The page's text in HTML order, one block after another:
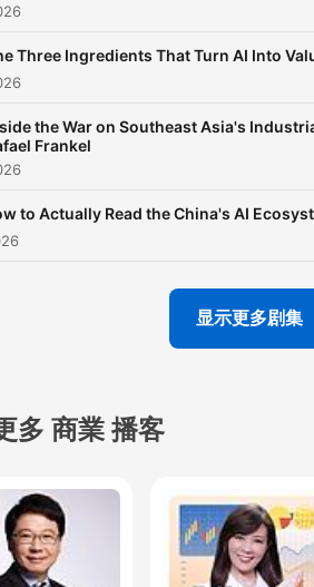
Three Ingredients That Turn AI Into
the War on Southeast Asia's
Frankel
to Actually Read the China's AI
显示更多剧集
多 商業 播客